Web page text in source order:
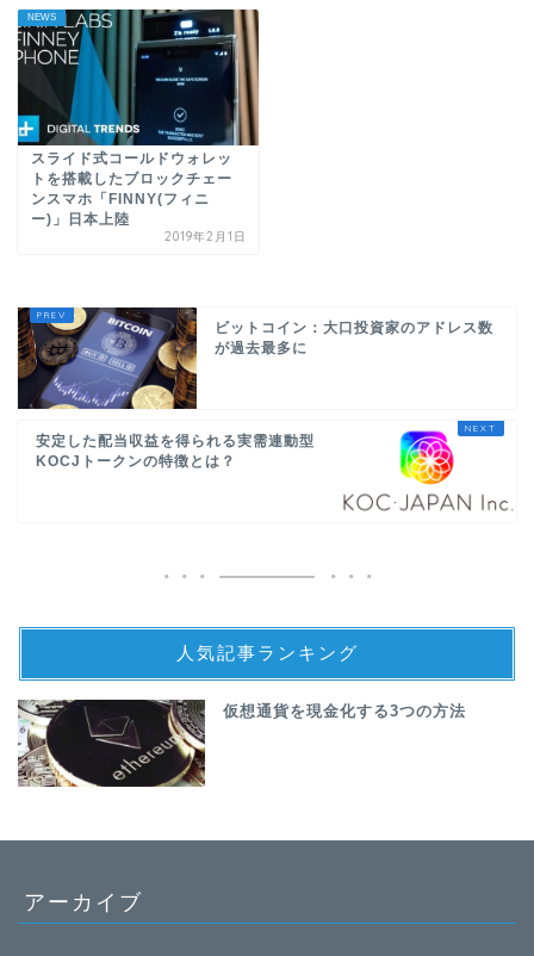
NEWS
スライド式コールドウォレッ
トを搭載したブロックチェー
ンスマホ「FINNY(フィニ
ー)」日本上陸
2019年2月1日
ビットコイン：大口投資家のアドレス数
が過去最多に
安定した配当収益を得られる実需連動型
KOCJトークンの特徴とは？
人気記事ランキング
仮想通貨を現金化する3つの方法
アーカイブ